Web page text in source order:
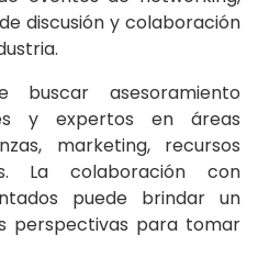
discusión y colaboración
buscar asesoramiento
y expertos en áreas
marketing, recursos
La colaboración con
puede brindar un
perspectivas para tomar